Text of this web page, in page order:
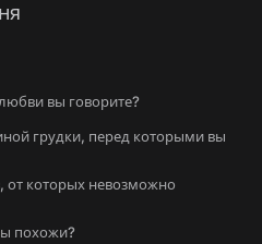
вы говорите?
грудки, перед которыми вы
от которых невозможно
похожи?